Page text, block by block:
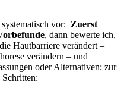
vor:
Zuerst‌
, dann bewerte ich,
Hautbarriere verändert –
verändern – und
oder Alternativen; zur